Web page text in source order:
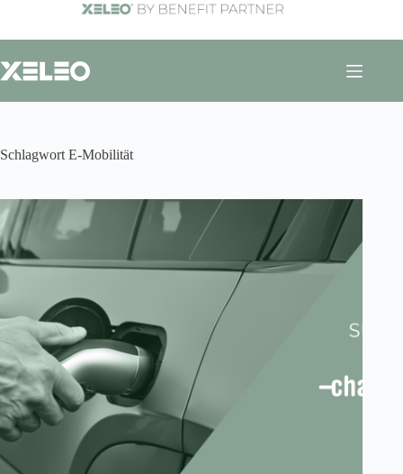
springen
Schlagwort E-Mobilität